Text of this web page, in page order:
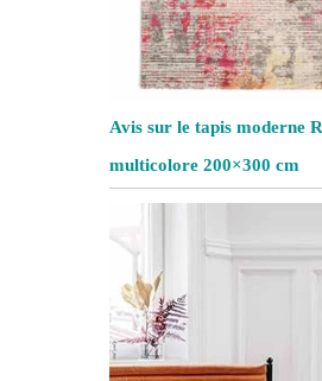
Avis sur le tapis moderne
multicolore 200×300 cm